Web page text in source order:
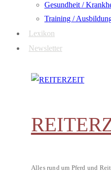
Gesundheit /
Training /
Lexikon
Newsletter
Alles rund um Pferd und